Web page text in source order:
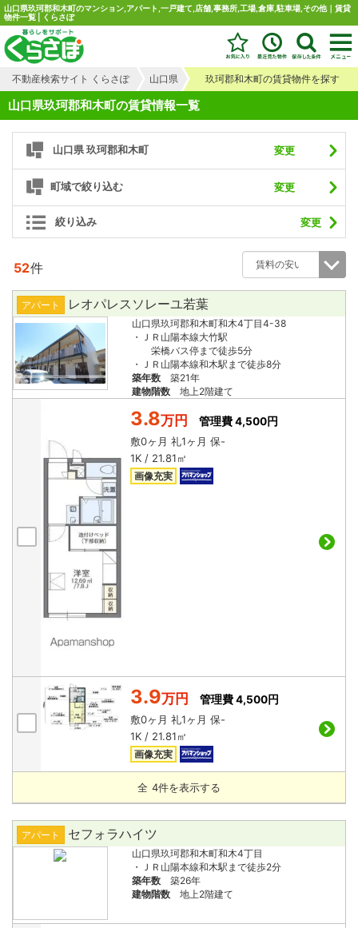
山口県玖珂郡和木町のマンション,アパート,一戸建て,店舗,事務所,工場,倉庫,駐車場,その他｜賃貸
物件一覧 | くらさぽ
不動産検索サイト くらさぽ 山口県 玖珂郡和木町の賃貸物件を探す
山口県玖珂郡和木町の賃貸情報一覧
52件
アパート レオパレスソレーユ若葉
山口県玖珂郡和木町和木4丁目4-38
・ＪＲ山陽本線大竹駅
栄橋バス停まで徒歩5分
・ＪＲ山陽本線和木駅まで徒歩8分
築年数
築21年
建物階数
地上2階建て
3.8万円
管理費 4,500円
敷0ヶ月 礼1ヶ月 保-
1K / 21.81㎡
画像充実
3.9万円
管理費 4,500円
敷0ヶ月 礼1ヶ月 保-
1K / 21.81㎡
画像充実
全 4件を表示する
アパート セフォラハイツ
山口県玖珂郡和木町和木4丁目
・ＪＲ山陽本線和木駅まで徒歩2分
築年数
築26年
建物階数
地上2階建て
山口県 玖珂郡和木町 変更
町域で絞り込む 変更
絞り込み 変更